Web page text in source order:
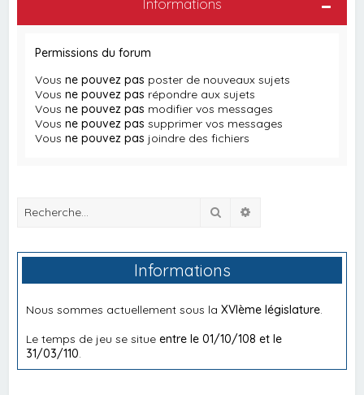
Permissions du forum
Vousne pouvez pas poster de nouveaux sujets
Vousne pouvez pas répondre aux sujets
Vousne pouvez pas modifier vos messages
Vousne pouvez pas supprimer vos messages
Vousne pouvez pas joindre des fichiers
Rechercher
Informations
Nous sommes actuellement sous laXVIème législature
Le temps de jeu se situeentre le 01/10/108 et le
31/03/110